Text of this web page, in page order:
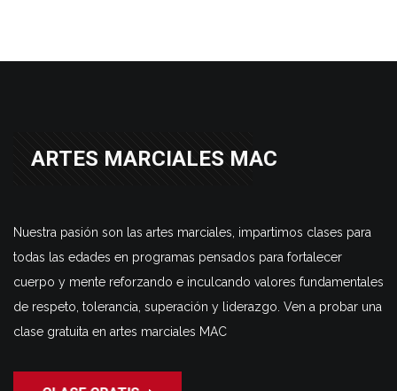
ARTES MARCIALES MAC
Nuestra pasión son las artes marciales, impartimos clases para
todas las edades en programas pensados para fortalecer
cuerpo y mente reforzando e inculcando valores fundamentales
de respeto, tolerancia, superación y liderazgo. Ven a probar una
clase gratuita en artes marciales MAC